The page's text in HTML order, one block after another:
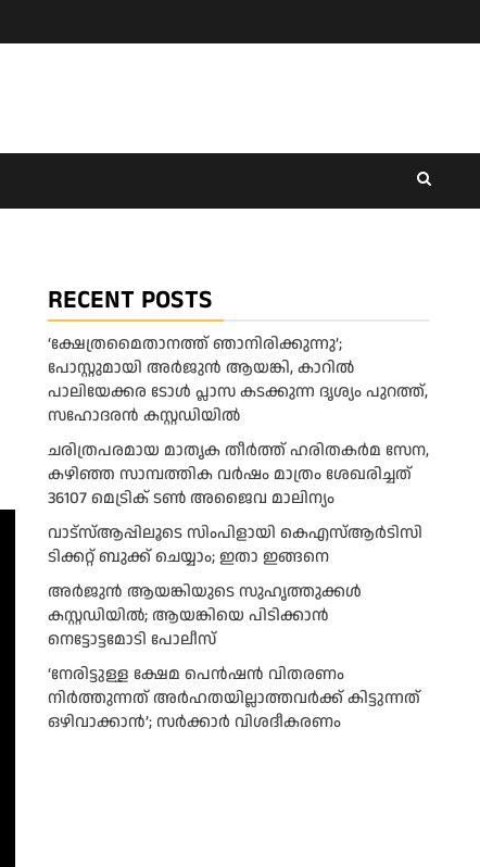
RECENT POSTS
‘ക്ഷേത്രമൈതാനത്ത് ഞാനിരിക്കുന്നു’;
പോസ്റ്റുമായി അർജുൻ ആയങ്കി, കാറിൽ
പാലിയേക്കര ടോൾ പ്ലാസ കടക്കുന്ന ദൃശ്യം പുറത്ത്,
സഹോദരൻ കസ്റ്റഡിയിൽ
ചരിത്രപരമായ മാതൃക തീര്‍ത്ത് ഹരിതകര്‍മ സേന,
കഴിഞ്ഞ സാമ്പത്തിക വര്‍ഷം മാത്രം ശേഖരിച്ചത്
36107 മെട്രിക് ടണ്‍ അജൈവ മാലിന്യം
വാട്‌സ്ആപ്പിലൂടെ സിംപിളായി കെഎസ്ആര്‍ടിസി
ടിക്കറ്റ് ബുക്ക് ചെയ്യാം; ഇതാ ഇങ്ങനെ
അർജുൻ ആയങ്കിയുടെ സുഹൃത്തുക്കൾ
കസ്റ്റഡിയിൽ; ആയങ്കിയെ പിടിക്കാൻ
നെട്ടോട്ടമോടി പോലീസ്
‘നേരിട്ടുള്ള ക്ഷേമ പെൻഷൻ വിതരണം
നി‍‍ർത്തുന്നത് അർഹതയില്ലാത്തവർക്ക് കിട്ടുന്നത്
ഒഴിവാക്കാൻ’; സർക്കാ‍ർ വിശദീകരണം